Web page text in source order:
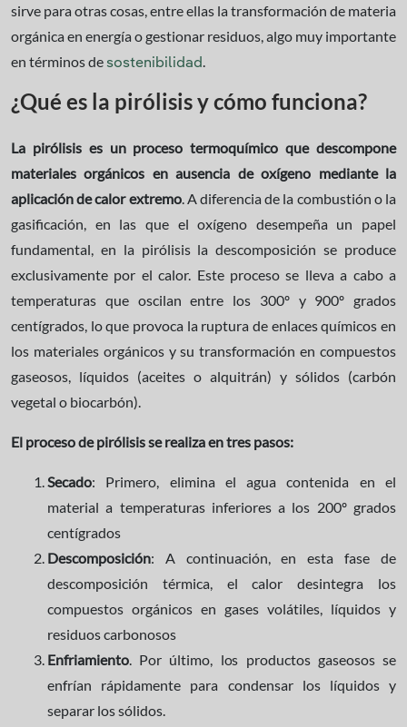
sirve para otras cosas, entre ellas la transformación de materia
orgánica en energía o gestionar residuos, algo muy importante
en términos de sostenibilidad
¿Qué es la pirólisis y cómo funciona?
La pirólisis es un proceso termoquímico que descompone
materiales orgánicos en ausencia de oxígeno mediante la
aplicación de calor extremo. A diferencia de la combustión o la
gasificación, en las que el oxígeno desempeña un papel
fundamental, en la pirólisis la descomposición se produce
exclusivamente por el calor. Este proceso se lleva a cabo a
temperaturas que oscilan entre los 300º y 900º grados
centígrados, lo que provoca la ruptura de enlaces químicos en
los materiales orgánicos y su transformación en compuestos
gaseosos, líquidos (aceites o alquitrán) y sólidos (carbón
vegetal o biocarbón).
El proceso de pirólisis se realiza en tres pasos:
Secado: Primero, elimina el agua contenida en el
material a temperaturas inferiores a los 200º grados
centígrados
Descomposición: A continuación, en esta fase de
descomposición térmica, el calor desintegra los
compuestos orgánicos en gases volátiles, líquidos y
residuos carbonosos
Enfriamiento . Por último, los productos gaseosos se
enfrían rápidamente para condensar los líquidos y
separar los sólidos.